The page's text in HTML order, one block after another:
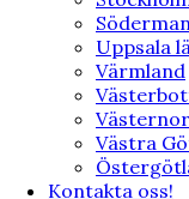
Uppsala
Värmland
Västra
Kontakta oss!